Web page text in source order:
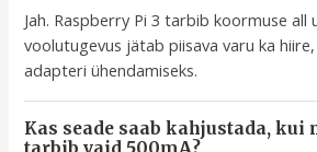
Jah. Raspberry Pi 3 tarbib koormuse all
voolutugevus jätab piisava varu ka
adapteri ühendamiseks.
Kas seade saab kahjustada, kui
tarbib vaid 500mA?